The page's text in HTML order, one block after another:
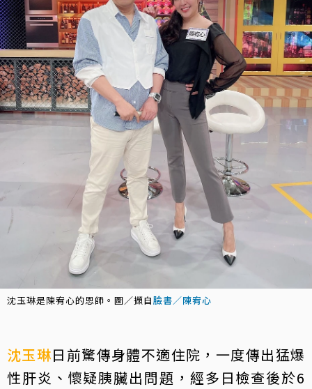
沈玉琳是陳宥心的恩師。圖／擷自臉書／陳宥心
沈玉琳日前驚傳身體不適住院，一度傳出猛爆
性肝炎、懷疑胰臟出問題，經多日檢查後於6